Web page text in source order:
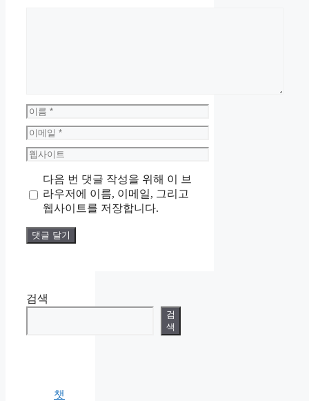
이
름
이
메
일
웹
트
다음 번 댓글 작성을 위해 이 브
라우저에 이름, 이메일, 그리고
웹사이트를 저장합니다.
검색
검
색
챗